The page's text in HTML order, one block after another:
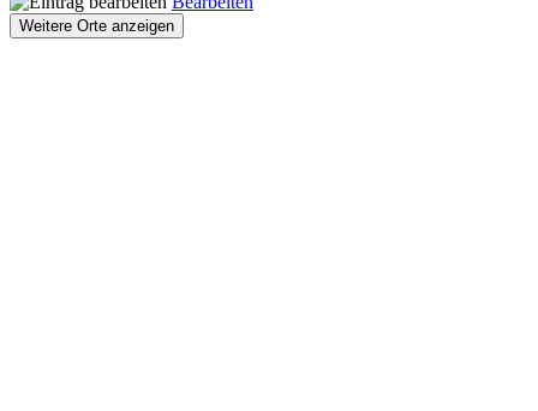
Weitere Orte anzeigen